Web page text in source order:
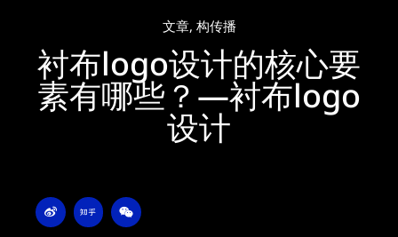
文章, 构传播
衬布logo设计的核心要
素有哪些？—衬布logo
设计
W
e
i
Z
h
i
W
e
i